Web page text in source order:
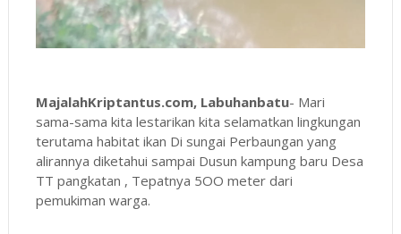
MajalahKriptantus.com, Labuhanbatu- Mari
sama-sama kita lestarikan kita selamatkan lingkungan
terutama habitat ikan Di sungai Perbaungan yang
alirannya diketahui sampai Dusun kampung baru Desa
TT pangkatan , Tepatnya 5OO meter dari
pemukiman warga.